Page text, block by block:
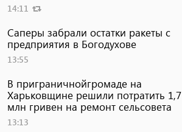
14:11
Саперы забрали остатки ракеты с
предприятия в Богодухове
13:55
В приграничнойгромаде на
Харьковщине решили потратить 1,7
млн ​​гривен на ремонт сельсовета
13:13